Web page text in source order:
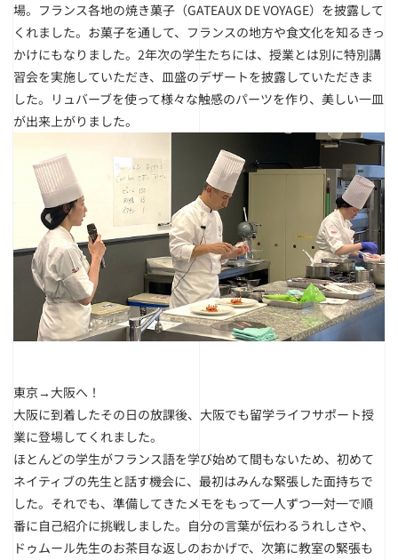
場。フランス各地の焼き菓子（GATEAUX DE VOYAGE）を披露して
くれました。お菓子を通して、フランスの地方や食文化を知るきっ
かけにもなりました。2年次の学生たちには、授業とは別に特別講
習会を実施していただき、皿盛のデザートを披露していただきま
した。リュバーブを使って様々な触感のパーツを作り、美しい一皿
が出来上がりました。
東京→大阪へ！
大阪に到着したその日の放課後、大阪でも留学ライフサポート授
業に登場してくれました。
ほとんどの学生がフランス語を学び始めて間もないため、初めて
ネイティブの先生と話す機会に、最初はみんな緊張した面持ちで
した。それでも、準備してきたメモをもって一人ずつ一対一で順
番に自己紹介に挑戦しました。自分の言葉が伝わるうれしさや、
ドゥムール先生のお茶目な返しのおかげで、次第に教室の緊張も